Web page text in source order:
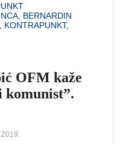
BERNARDIN
KONTRAPUNKT,
OFM kaže
komunist”.